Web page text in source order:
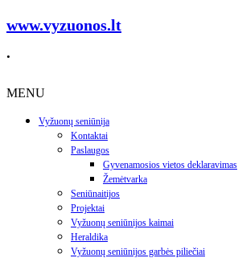
www.vyzuonos.lt
.
MENU
Vyžuonų seniūnija
Kontaktai
Paslaugos
Gyvenamosios vietos deklaravimas
Žemėtvarka
Seniūnaitijos
Projektai
Vyžuonų seniūnijos kaimai
Heraldika
Vyžuonų seniūnijos garbės piliečiai